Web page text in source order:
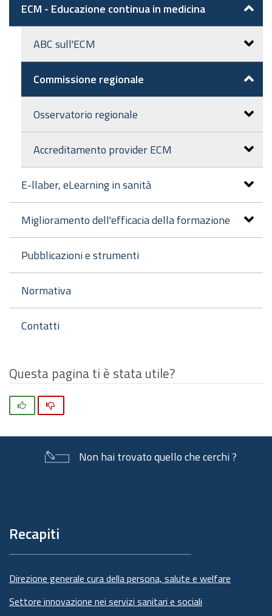
ECM - Educazione continua in medicina
ABC sull'ECM
Commissione regionale
Osservatorio regionale
Accreditamento provider ECM
E-llaber, eLearning in sanità
Miglioramento dell'efficacia della formazione
Pubblicazioni e strumenti
Normativa
Contatti
Questa pagina ti è stata utile?
Non hai trovato quello che cerchi ?
pagina
Recapiti
Direzione generale cura della persona, salute e welfare
Settore innovazione nei servizi sanitari e sociali